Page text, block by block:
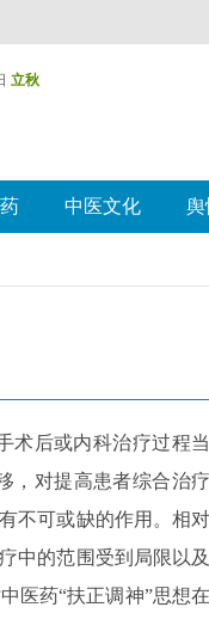
立秋
中医文化 舆
术后或内科治疗过程当
，对提高患者综合治疗
不可或缺的作用。相对
中的范围受到局限以及
医药“扶正调神”思想在